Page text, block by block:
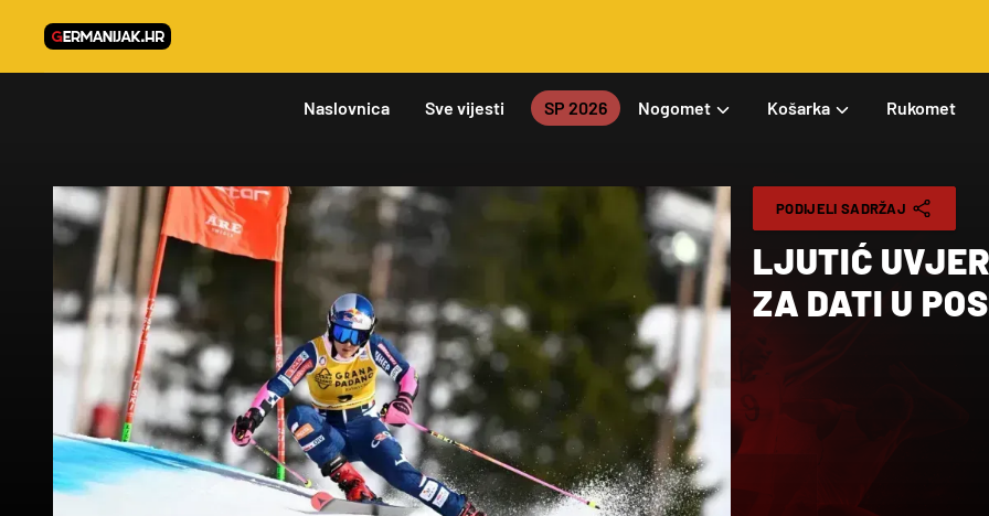
Naslovnica Sve vijesti SP 2026 Nogomet Košarka Rukomet
PODIJELI SADRŽAJ
LJUTIĆ
ZA DATI U